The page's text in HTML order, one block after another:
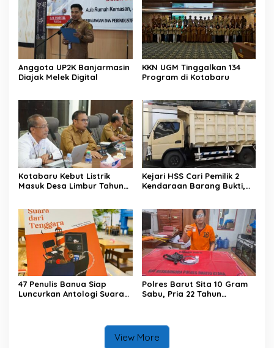
Anggota UP2K Banjarmasin
Diajak Melek Digital
KKN UGM Tinggalkan 134
Program di Kotabaru
Kotabaru Kebut Listrik
Masuk Desa Limbur Tahun
Kejari HSS Cari Pemilik 2
Kendaraan Barang Bukti,
47 Penulis Banua Siap
Luncurkan Antologi Suara
Polres Barut Sita 10 Gram
Sabu, Pria 22 Tahun
View More